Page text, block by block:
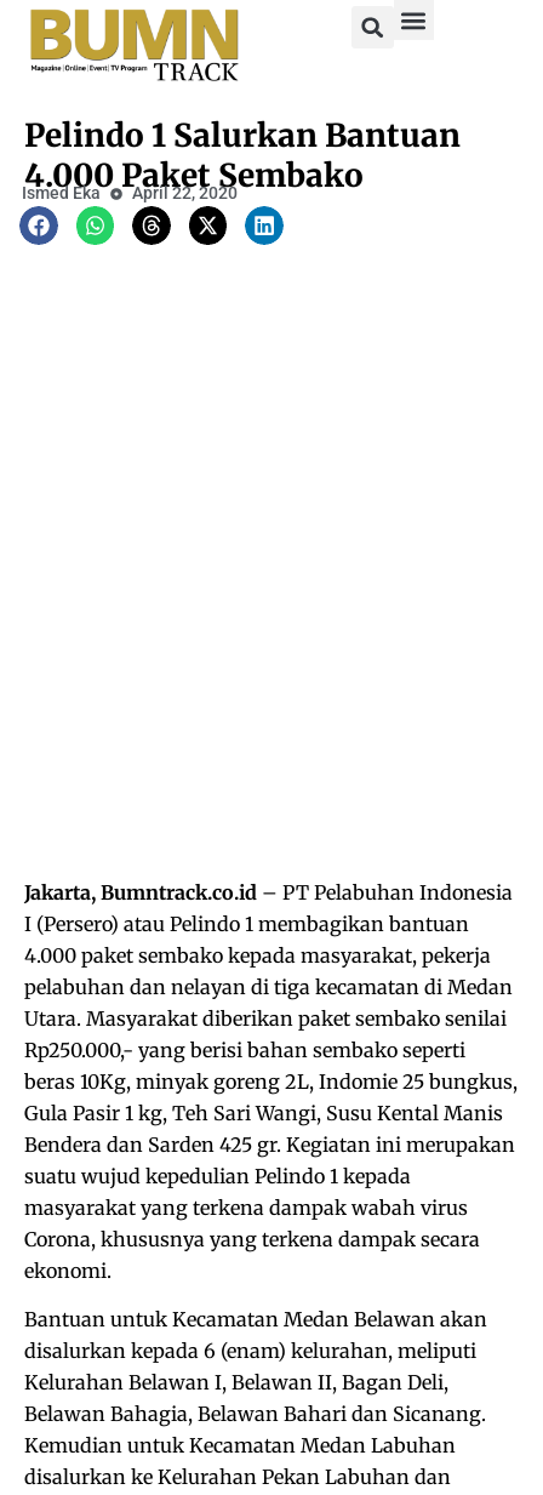
Pelindo 1 Salurkan Bantuan
4.000 Paket Sembako
Ismed Eka April 22, 2020
Jakarta, Bumntrack.co.id – PT Pelabuhan Indonesia
I (Persero) atau Pelindo 1 membagikan bantuan
4.000 paket sembako kepada masyarakat, pekerja
pelabuhan dan nelayan di tiga kecamatan di Medan
Utara. Masyarakat diberikan paket sembako senilai
Rp250.000,- yang berisi bahan sembako seperti
beras 10Kg, minyak goreng 2L, Indomie 25 bungkus,
Gula Pasir 1 kg, Teh Sari Wangi, Susu Kental Manis
Bendera dan Sarden 425 gr. Kegiatan ini merupakan
suatu wujud kepedulian Pelindo 1 kepada
masyarakat yang terkena dampak wabah virus
Corona, khususnya yang terkena dampak secara
ekonomi.
Bantuan untuk Kecamatan Medan Belawan akan
disalurkan kepada 6 (enam) kelurahan, meliputi
Kelurahan Belawan I, Belawan II, Bagan Deli,
Belawan Bahagia, Belawan Bahari dan Sicanang.
Kemudian untuk Kecamatan Medan Labuhan
disalurkan ke Kelurahan Pekan Labuhan dan